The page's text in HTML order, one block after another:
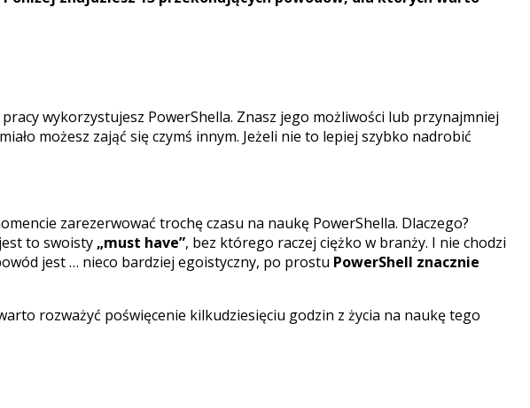
wykorzystujesz PowerShella. Znasz jego możliwości lub przynajmniej
możesz zająć się czymś innym. Jeżeli nie to lepiej szybko nadrobić
zarezerwować trochę czasu na naukę PowerShella. Dlaczego?
to swoisty „must have”, bez którego raczej ciężko w branży. I nie chodzi
jest … nieco bardziej egoistyczny, po prostu PowerShell znacznie
rozważyć poświęcenie kilkudziesięciu godzin z życia na naukę tego